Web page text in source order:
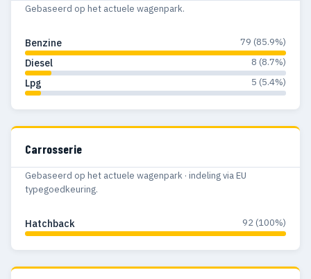
Gebaseerd op het actuele wagenpark.
Benzine 79 (85.9%)
Diesel 8 (8.7%)
Lpg 5 (5.4%)
Carrosserie
Gebaseerd op het actuele wagenpark · indeling via EU
typegoedkeuring.
Hatchback 92 (100%)